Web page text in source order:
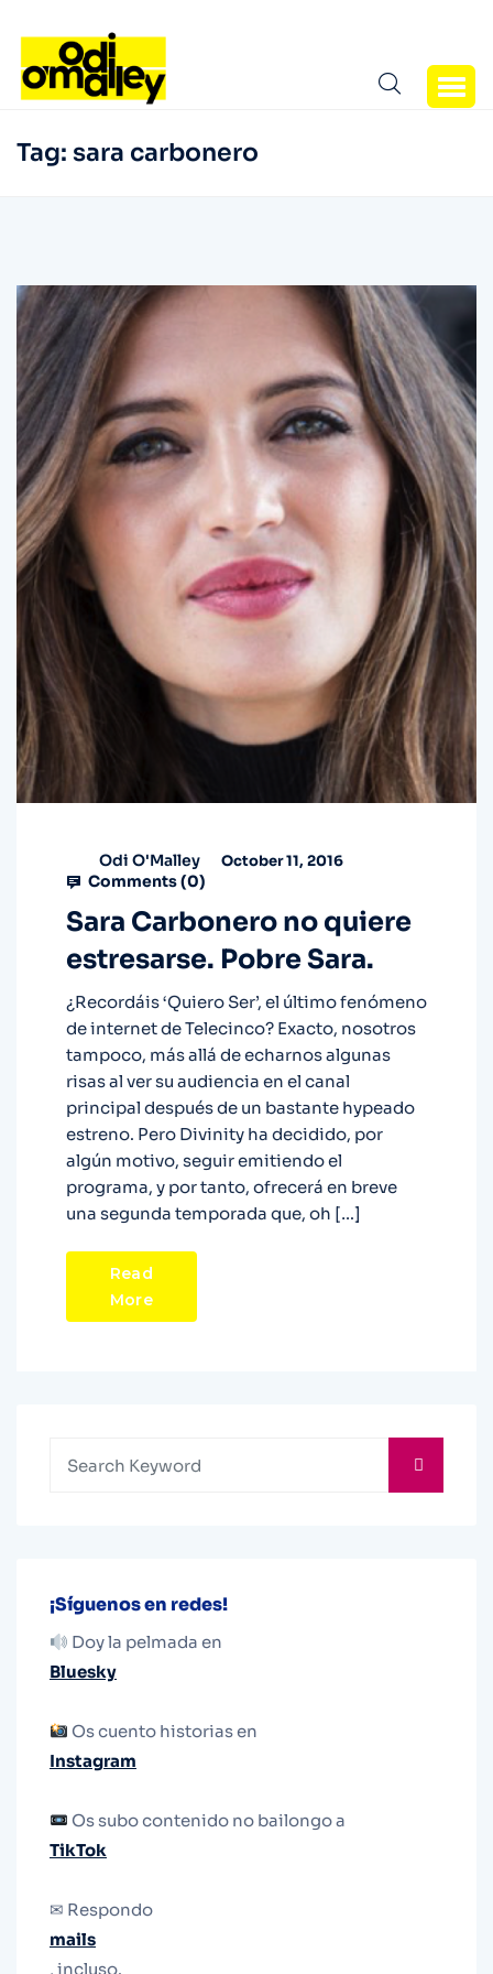
Tag: sara carbonero
Odi O'Malley October 11, 2016
Comments (0)
Sara Carbonero no quiere
estresarse. Pobre Sara.
¿Recordáis ‘Quiero Ser’, el último fenómeno
de internet de Telecinco? Exacto, nosotros
tampoco, más allá de echarnos algunas
risas al ver su audiencia en el canal
principal después de un bastante hypeado
estreno. Pero Divinity ha decidido, por
algún motivo, seguir emitiendo el
programa, y por tanto, ofrecerá en breve
una segunda temporada que, oh […]
Read
More
¡Síguenos en redes!
Doy la pelmada en
Bluesky
Os cuento historias en
Instagram
Os subo contenido no bailongo a
TikTok
✉ Respondo
mails
, incluso.